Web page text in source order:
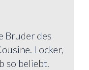
Bruder des
Locker,
so beliebt.